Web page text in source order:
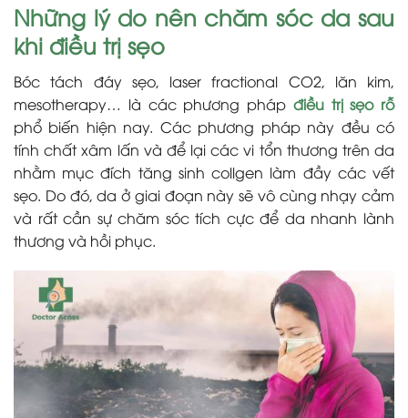
Những lý do nên chăm sóc da sau
khi điều trị sẹo
Bóc tách đáy sẹo, laser fractional CO2, lăn kim,
mesotherapy… là các phương pháp điều trị sẹo rỗ
phổ biến hiện nay. Các phương pháp này đều có
tính chất xâm lấn và để lại các vi tổn thương trên da
nhằm mục đích tăng sinh collgen làm đầy các vết
sẹo. Do đó, da ở giai đoạn này sẽ vô cùng nhạy cảm
và rất cần sự chăm sóc tích cực để da nhanh lành
thương và hồi phục.